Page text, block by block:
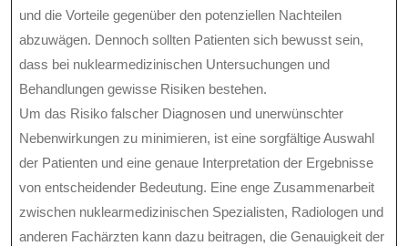
und die Vorteile gegenüber den potenziellen Nachteilen
abzuwägen. Dennoch sollten Patienten sich bewusst sein,
dass bei nuklearmedizinischen Untersuchungen und
Behandlungen gewisse Risiken bestehen.
Um das Risiko falscher Diagnosen und unerwünschter
Nebenwirkungen zu minimieren, ist eine sorgfältige Auswahl
der Patienten und eine genaue Interpretation der Ergebnisse
von entscheidender Bedeutung. Eine enge Zusammenarbeit
zwischen nuklearmedizinischen Spezialisten, Radiologen und
anderen Fachärzten kann dazu beitragen, die Genauigkeit der